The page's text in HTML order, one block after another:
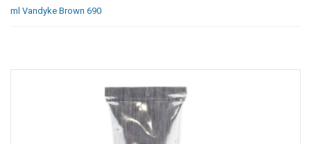
ml Vandyke Brown 690